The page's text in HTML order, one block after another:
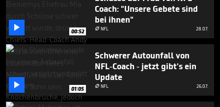
seconds
 00:52
Coach: "Unsere Gebete sind
bei ihnen"
 NFL 28.07.
 01:05
Schwerer Autounfall von
NFL-Coach - jetzt gibt's ein
Update
 NFL 26.07.